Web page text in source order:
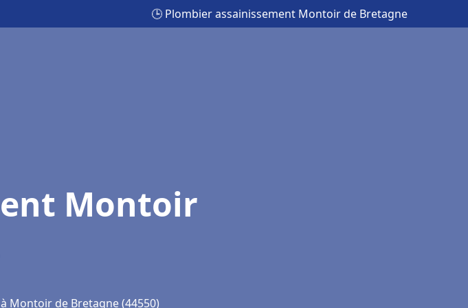
🕒 Plombier assainissement Montoir de Bretagne
Montoir
Montoir de Bretagne (44550)